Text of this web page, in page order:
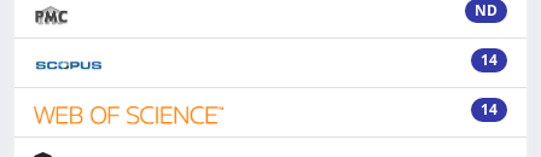
ND
14
14